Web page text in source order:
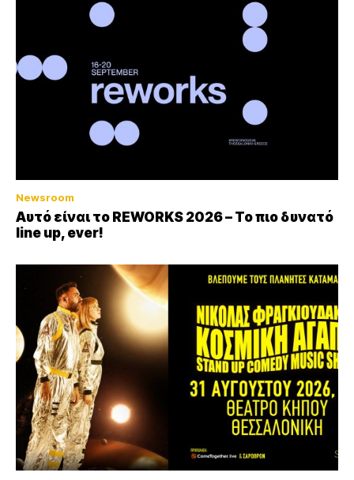
Newsroom
Αυτό είναι το REWORKS 2026 – Το πιο δυνατό
line up, ever!